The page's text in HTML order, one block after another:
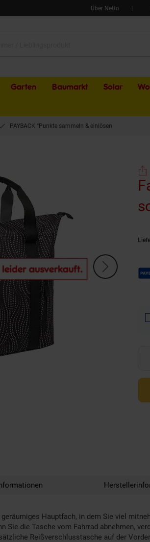
Über Netto
Garten Baumarkt Solar
PAYBACK °Punkte sammeln & einlösen
Hauptfach, in dem Sie viel
die Tasche vom Fahrrad abnehmen,
Reißverschlusstasche auf der